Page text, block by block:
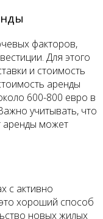
факторов,
Для этого
и стоимость
аренды
600-800 евро в
учитывать, что
аренды может
с активно
хороший способ
новых жилых